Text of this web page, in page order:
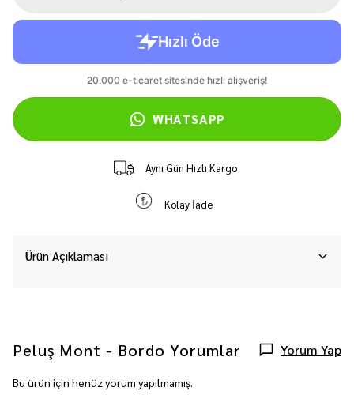
WHATSAPP
Aynı Gün Hızlı Kargo
Kolay İade
Ürün Açıklaması
Peluş Mont - Bordo Yorumlar Yorum Yap
Bu ürün için henüz yorum yapılmamış.